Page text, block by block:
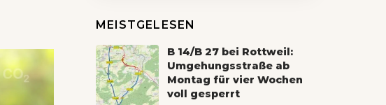
MEISTGELESEN
B 14/B 27 bei Rottweil:
Umgehungsstraße ab
Montag für vier Wochen
voll gesperrt